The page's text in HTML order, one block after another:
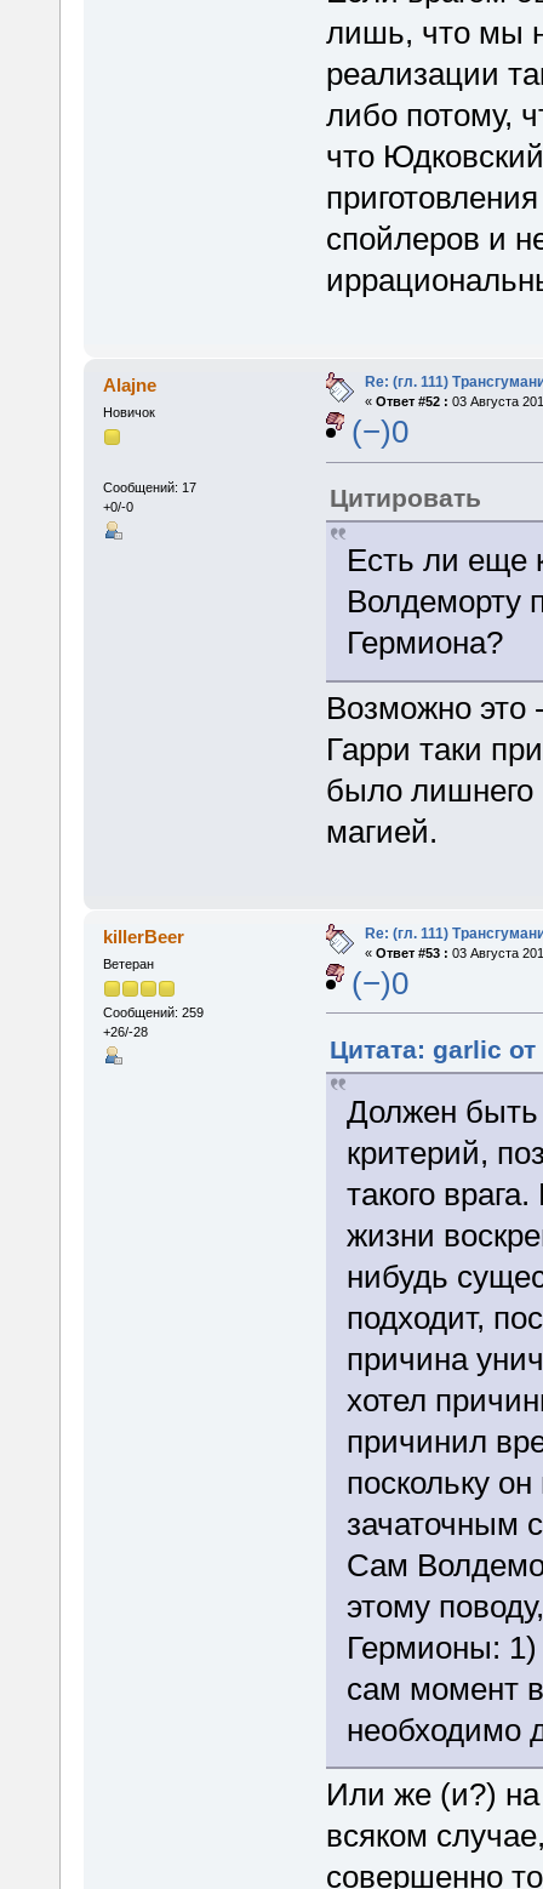
лишь, что мы
реализации
либо потому,
что
спойлеров и
Alajne
Новичок
Сообщений: 17
+0/-0
Re: (гл. 111)
« Ответ #52 : 03 Августа
(−)0
Цитировать
Есть ли еще
Волдеморту
Гермиона?
Возможно это
Гарри таки
было лишнего
магией.
killerBeer
Ветеран
Сообщений: 259
+26/-28
Re: (гл. 111)
« Ответ #53 : 03 Августа
(−)0
Цитата: garlic от
Должен
критерий,
такого
жизни
нибудь
подходит,
причина
хотел
причинил
поскольку
зачаточным
Сам
этому
Гермионы: 1)
сам момент
необходимо
Или же (и?)
всяком
совершенно